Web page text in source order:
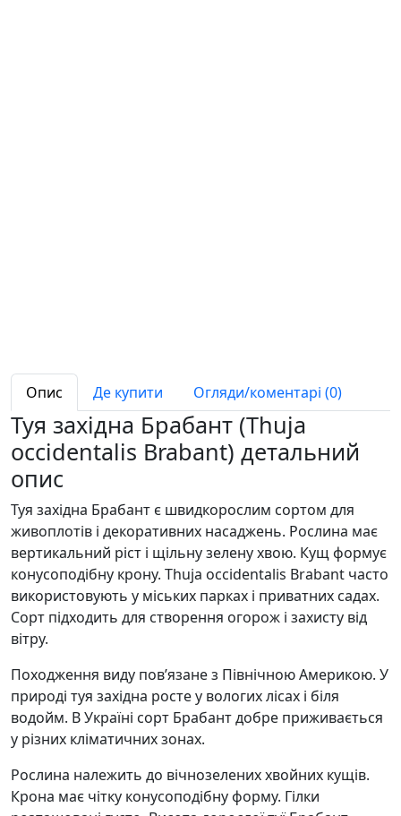
Опис Де купити Огляди/коментарі (0)
Туя західна Брабант (Thuja
occidentalis Brabant) детальний
опис
Туя західна Брабант є швидкорослим сортом для
живоплотів і декоративних насаджень. Рослина має
вертикальний ріст і щільну зелену хвою. Кущ формує
конусоподібну крону. Thuja occidentalis Brabant часто
використовують у міських парках і приватних садах.
Сорт підходить для створення огорож і захисту від
вітру.
Походження виду пов’язане з Північною Америкою. У
природі туя західна росте у вологих лісах і біля
водойм. В Україні сорт Брабант добре приживається
у різних кліматичних зонах.
Рослина належить до вічнозелених хвойних кущів.
Крона має чітку конусоподібну форму. Гілки